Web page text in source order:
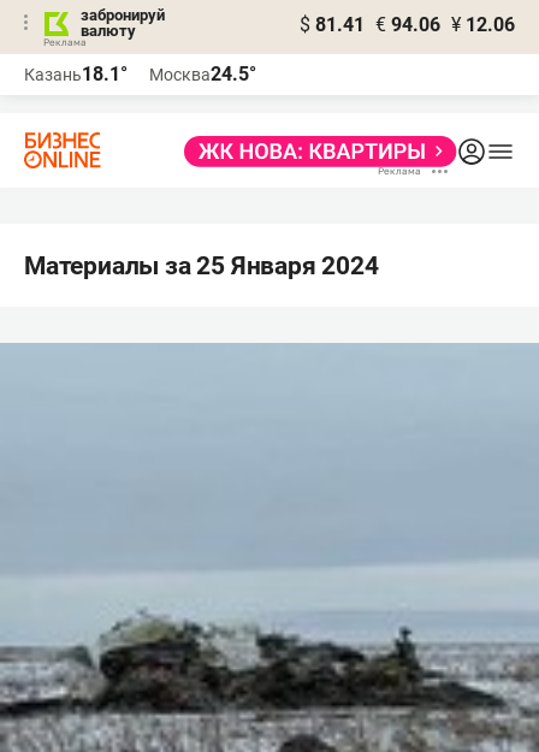
забронируй
валюту
$ 81.41 € 94.06 ¥ 12.06
Казань18.1° Москва24.5°
Материалы за 25 Января 2024